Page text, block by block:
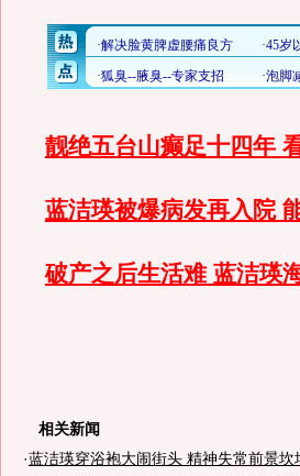
靓绝五台山癫足十四年
蓝洁瑛被爆病发再入院
破产之后生活难 蓝洁瑛
相关新闻
·蓝洁瑛穿浴袍大闹街头 精神失常前景坎